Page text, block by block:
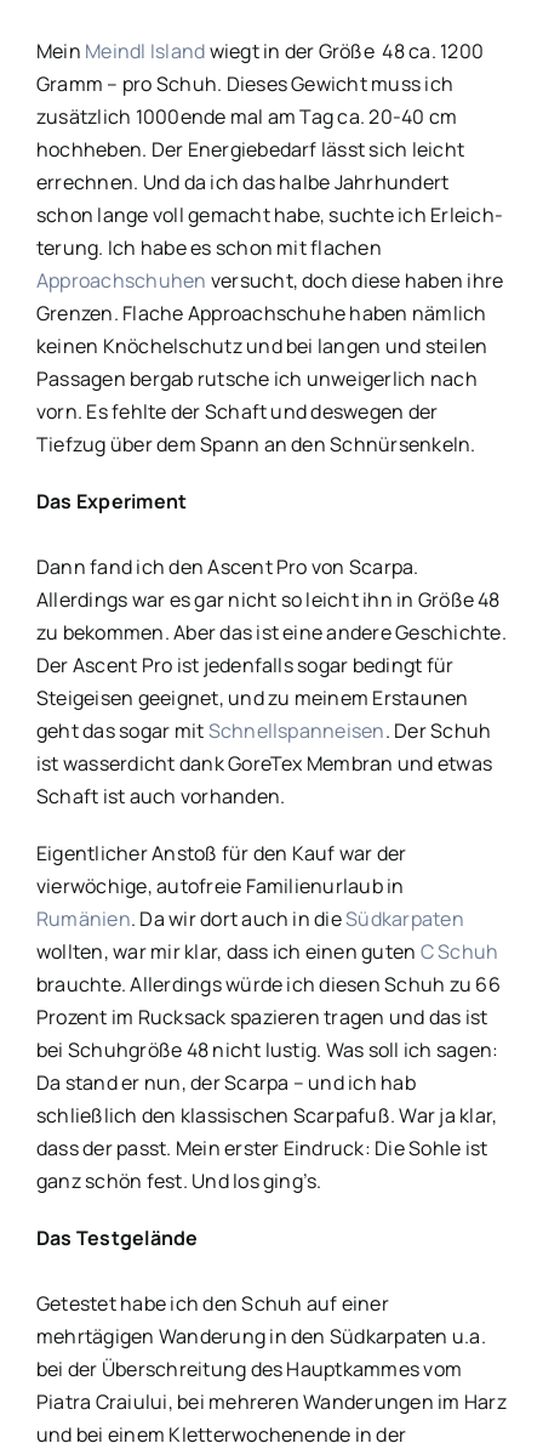
Mein Meindl Islandwiegt in der Größe 48 ca. 1200
Gramm – pro Schuh. Dieses Gewicht muss ich
zusätzlich 1000ende mal am Tag ca. 20-40 cm
hochheben. Der Energiebedarf lässt sich leicht
errechnen. Und da ich das halbe Jahrhundert
schon lange voll gemacht habe, suchte ich Erleich-
terung. Ich habe es schon mit flachen
Approachschuhen versucht, doch diese haben ihre
Grenzen. Flache Approachschuhe haben nämlich
keinen Knöchelschutz und bei langen und steilen
Passagen bergab rutsche ich unweigerlich nach
vorn. Es fehlte der Schaft und deswegen der
Tiefzug über dem Spann an den Schnürsenkeln.
Das Experiment
Dann fand ich den Ascent Pro von Scarpa.
Allerdings war es gar nicht so leicht ihn in Größe 48
zu bekommen. Aber das ist eine andere Geschichte.
Der Ascent Pro ist jedenfalls sogar bedingt für
Steigeisen geeignet, und zu meinem Erstaunen
geht das sogar mitSchnellspanneisen. Der Schuh
ist wasserdicht dank GoreTex Membran und etwas
Schaft ist auch vorhanden.
Eigentlicher Anstoß für den Kauf war der
vierwöchige, autofreie Familienurlaub in
Rumänien. Da wir dort auch in dieSüdkarpaten
wollten, war mir klar, dass ich einen guten C Schuh
brauchte. Allerdings würde ich diesen Schuh zu 66
Prozent im Rucksack spazieren tragen und das ist
bei Schuhgröße 48 nicht lustig. Was soll ich sagen:
Da stand er nun, der Scarpa – und ich hab
schließlich den klassischen Scarpafuß. War ja klar,
dass der passt. Mein erster Eindruck: Die Sohle ist
ganz schön fest. Und los ging’s.
Das Testgelände
Getestet habe ich den Schuh auf einer
mehrtägigen Wanderung in den Südkarpaten u.a.
bei der Überschreitung des Hauptkammes vom
Piatra Craiului, bei mehreren Wanderungen im Harz
und bei einem Kletterwochenende in der